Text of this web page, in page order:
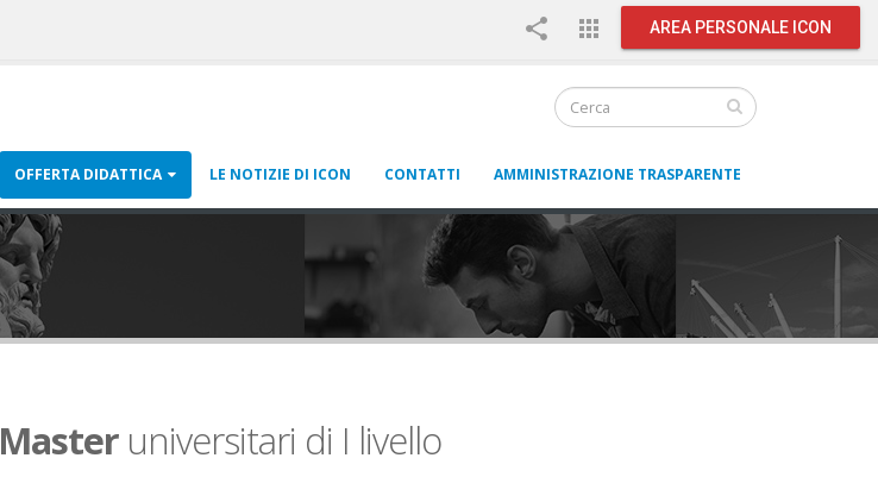
share apps AREA PERSONALE ICON
OFFERTA DIDATTICA LE NOTIZIE DI ICON CONTATTI AMMINISTRAZIONE TRASPARENTE
Masteruniversitari di I livello